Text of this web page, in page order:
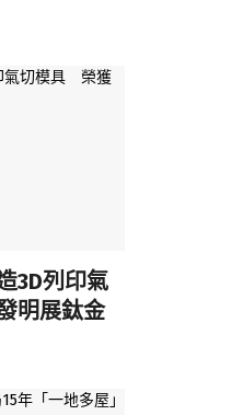
3D列印氣
明展鈦金